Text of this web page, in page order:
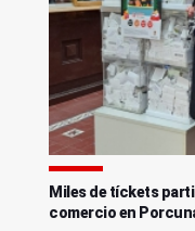
Miles de tíckets
comercio en